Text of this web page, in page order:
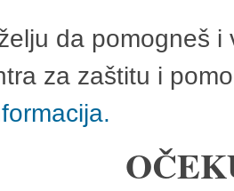
da pomogneš
za zaštitu i